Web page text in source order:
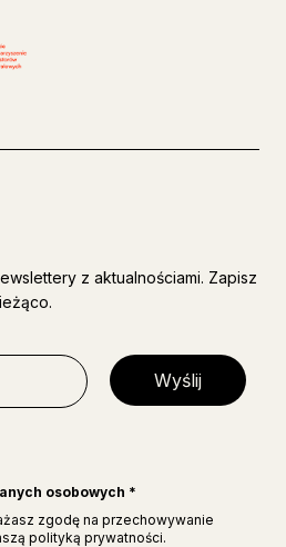
z aktualnościami. Zapisz
osobowych *
zgodę na przechowywanie
polityką prywatności.